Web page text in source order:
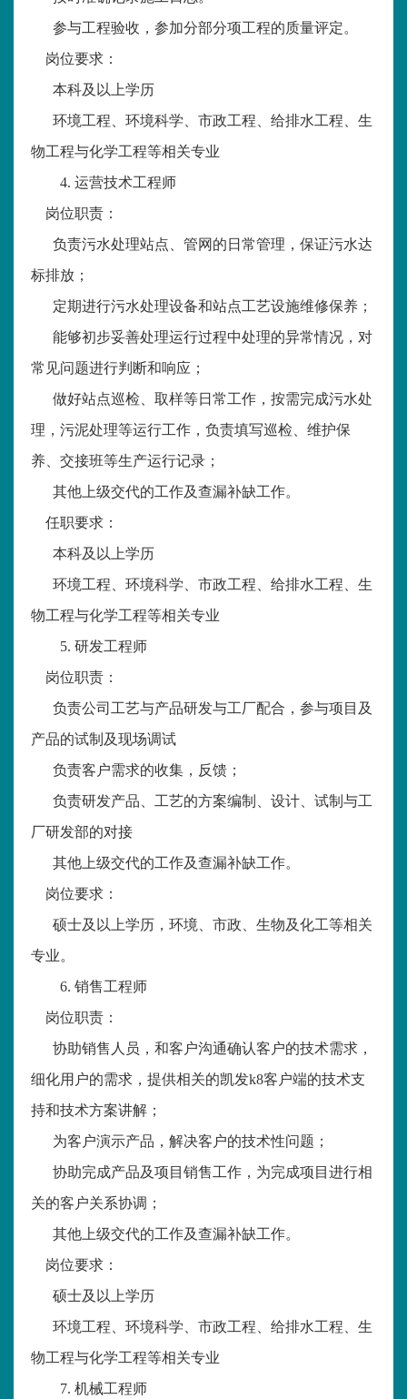
参与工程验收，参加分部分项工程的质量评定。
岗位要求：
本科及以上学历
环境工程、环境科学、市政工程、给排水工程、生
物工程与化学工程等相关专业
4. 运营技术工程师
岗位职责：
负责污水处理站点、管网的日常管理，保证污水达
标排放；
定期进行污水处理设备和站点工艺设施维修保养；
能够初步妥善处理运行过程中处理的异常情况，对
常见问题进行判断和响应；
做好站点巡检、取样等日常工作，按需完成污水处
理，污泥处理等运行工作，负责填写巡检、维护保
养、交接班等生产运行记录；
其他上级交代的工作及查漏补缺工作。
任职要求：
本科及以上学历
环境工程、环境科学、市政工程、给排水工程、生
物工程与化学工程等相关专业
5. 研发工程师
岗位职责：
负责公司工艺与产品研发与工厂配合，参与项目及
产品的试制及现场调试
负责客户需求的收集，反馈；
负责研发产品、工艺的方案编制、设计、试制与工
厂研发部的对接
其他上级交代的工作及查漏补缺工作。
岗位要求：
硕士及以上学历，环境、市政、生物及化工等相关
专业。
6. 销售工程师
岗位职责：
协助销售人员，和客户沟通确认客户的技术需求，
细化用户的需求，提供相关的凯发k8客户端的技术支
持和技术方案讲解；
为客户演示产品，解决客户的技术性问题；
协助完成产品及项目销售工作，为完成项目进行相
关的客户关系协调；
其他上级交代的工作及查漏补缺工作。
岗位要求：
硕士及以上学历
环境工程、环境科学、市政工程、给排水工程、生
物工程与化学工程等相关专业
7. 机械工程师